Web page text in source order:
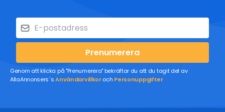
Prenumerera
Genom att klicka på "Prenumerera" bekräftar du att du tagit del av
AllaAnnonsers´sAnvändarvillkoroch Personuppgifter